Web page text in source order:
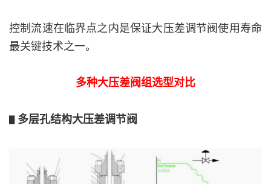
控制流速在临界点之内是保证大压差调节阀使用寿命
最关键技术之一。
多种大压差阀组选型对比
多层孔结构大压差调节阀